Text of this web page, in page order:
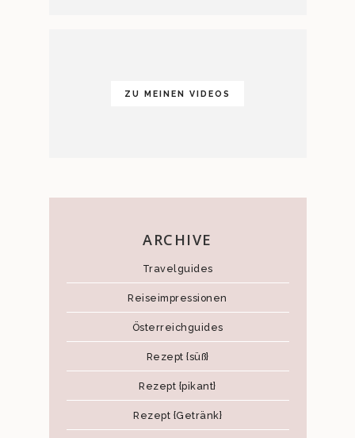
ZU MEINEN VIDEOS
ARCHIVE
Travelguides
Reiseimpressionen
Österreichguides
Rezept {süß}
Rezept {pikant}
Rezept {Getränk}